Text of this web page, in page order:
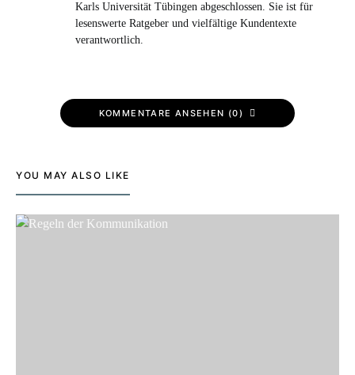
Karls Universität Tübingen abgeschlossen. Sie ist für
lesenswerte Ratgeber und vielfältige Kundentexte
verantwortlich.
KOMMENTARE ANSEHEN (0)
YOU MAY ALSO LIKE